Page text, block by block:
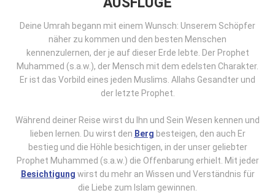
Deine Umrah begann mit einem Wunsch: Unserem Schöpfer
näher zu kommen und den besten Menschen
kennenzulernen, der je auf dieser Erde lebte. Der Prophet
Muhammed (s.a.w.), der Mensch mit dem edelsten Charakter.
Er ist das Vorbild eines jeden Muslims. Allahs Gesandter und
der letzte Prophet.
Während deiner Reise wirst du Ihn und Sein Wesen kennen und
lieben lernen. Du wirst den Berg besteigen, den auch Er
bestieg und die Höhle besichtigen, in der unser geliebter
Prophet Muhammed (s.a.w.) die Offenbarung erhielt. Mit jeder
Besichtigung wirst du mehr an Wissen und Verständnis für
die Liebe zum Islam gewinnen.